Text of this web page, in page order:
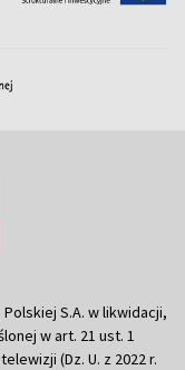
S.A. w likwidacji,
w art. 21 ust. 1
(Dz. U. z 2022 r.